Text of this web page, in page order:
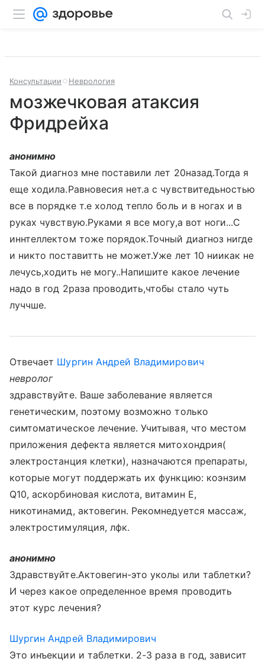
Консультации Неврология
мозжечковая атаксия
Фридрейха
анонимно
Такой диагноз мне поставили лет 20назад.Тогда я
еще ходила.Равновесия нет.а с чувствитедьностью
все в порядке т.е холод тепло боль и в ногах и в
руках чувствую.Руками я все могу,а вот ноги...С
иннтеллектом тоже порядок.Точный диагноз нигде
и никто поставитть не может.Уже лет 10 ниикак не
лечусь,ходить не могу..Напишите какое лечение
надо в год 2раза проводить,чтобы стало чуть
луччше.
Отвечает Шургин Андрей Владимирович
невролог
здравствуйте. Ваше заболевание является
генетическим, поэтому возможно только
симтоматическое лечение. Учитывая, что местом
приложения дефекта является митохондрия(
электростанция клетки), назначаются препараты,
которые могут поддержать их функцию: коэнзим
Q10, аскорбиновая кислота, витамин Е,
никотинамид, актовегин. Рекомнедуется массаж,
электростимуляция, лфк.
анонимно
Здравствуйте.Актовегин-это уколы или таблетки?
И через какое определенное время проводить
этот курс лечения?
Шургин Андрей Владимирович
Это инъекции и таблетки. 2-3 раза в год, зависит